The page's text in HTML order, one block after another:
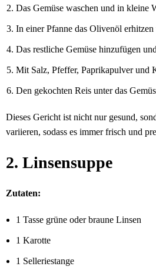
Das Gemüse waschen und in kleine
In einer Pfanne das Olivenöl
Das restliche Gemüse hinzufügen
Mit Salz, Pfeffer, Paprikapulver und
Den gekochten Reis unter das
Dieses Gericht ist nicht nur gesund,
variieren, sodass es immer frisch und
2. Linsensuppe
Zutaten:
1 Tasse grüne oder braune Linsen
1 Karotte
1 Selleriestange